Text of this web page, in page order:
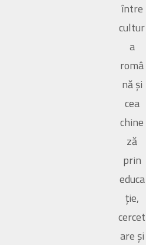
între
cultur
a
româ
nă și
cea
chine
ză
prin
educa
ție,
cercet
are și